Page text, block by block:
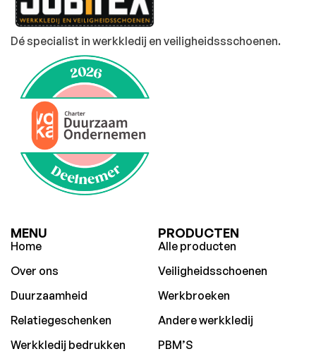
Dé specialist in werkkledij en veiligheidssschoenen.
MENU
Home
Over ons
Duurzaamheid
Relatiegeschenken
Werkkledij bedrukken
PRODUCTEN
Alle producten
Veiligheidsschoenen
Werkbroeken
Andere werkkledij
PBM’S